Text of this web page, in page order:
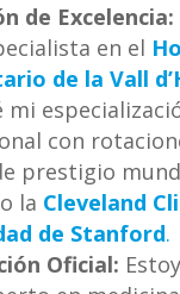
de Excelencia:
en el
de la Vall
mi
con
prestigio
la Cleveland
de Stanford.
Oficial: